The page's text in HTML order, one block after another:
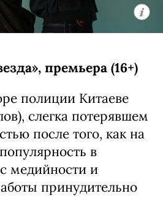
премьера (16+)
полиции Китаеве
слегка потерявшем
после того, как на
в
медийности и
принудительно